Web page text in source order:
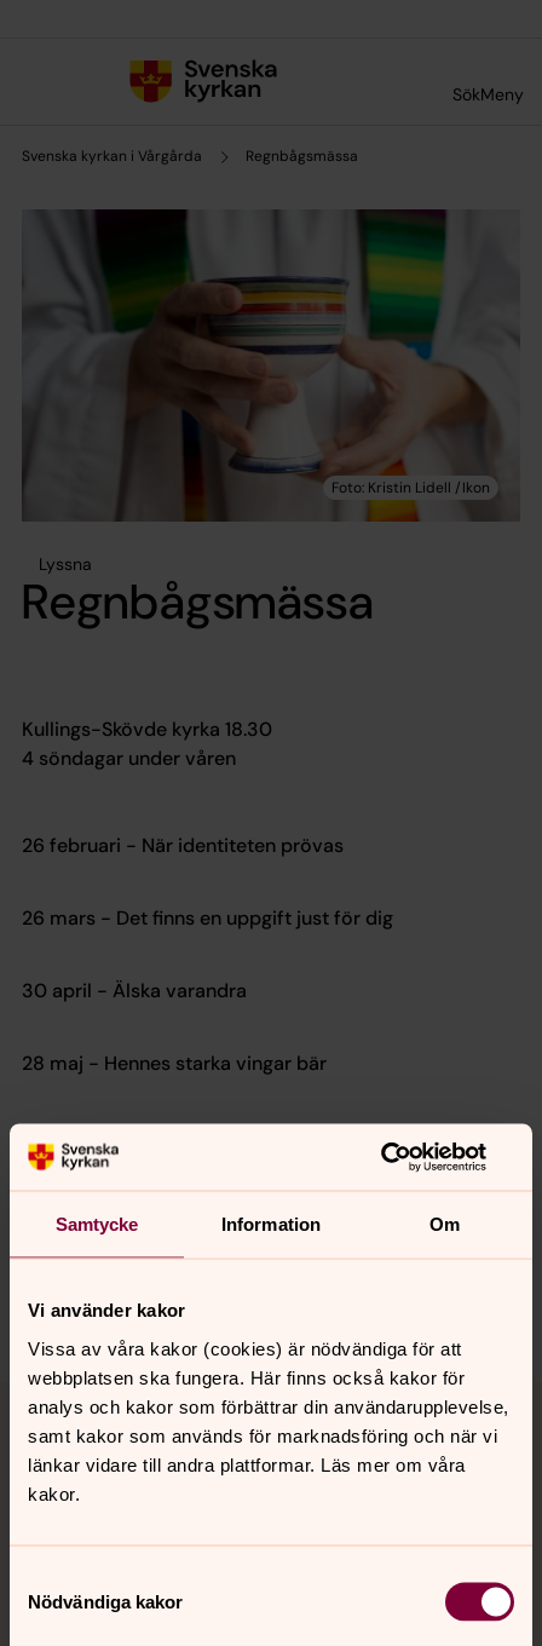
Samtycke Information Om
Vi använder kakor
Vissa av våra kakor (cookies) är nödvändiga för att
webbplatsen ska fungera. Här finns också kakor för
analys och kakor som förbättrar din användarupplevelse,
samt kakor som används för marknadsföring och när vi
länkar vidare till andra plattformar. Läs mer om våra
kakor.
Nödvändiga kakor
SökMeny
Svenska kyrkan i Vårgårda Regnbågsmässa
Lyssna
Regnbågsmässa
Kullings-Skövde kyrka 18.30
4 söndagar under våren
26 februari - När identiteten prövas
26 mars - Det finns en uppgift just för dig
30 april - Älska varandra
28 maj - Hennes starka vingar bär
innehåll?
Dela
Tillbaka till toppen
Tillbaka till innehållet
Kalender